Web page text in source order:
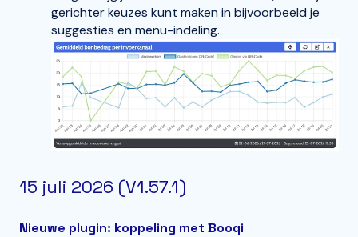
gerichter keuzes kunt maken in bijvoorbeeld je
suggesties en menu-indeling.
15 juli 2026 (V1.57.1)
Nieuwe plugin: koppeling met Booqi